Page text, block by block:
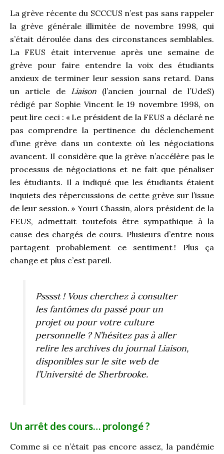
La grève récente du SCCCUS n’est pas sans rappeler
la grève générale illimitée de novembre 1998, qui
s’était déroulée dans des circonstances semblables.
La FEUS était intervenue après une semaine de
grève pour faire entendre la voix des étudiants
anxieux de terminer leur session sans retard. Dans
un article de
Liaison(l’ancien journal de l’UdeS)
rédigé par Sophie Vincent le 19 novembre 1998, on
peut lire ceci : « Le président de la FEUS a déclaré ne
pas comprendre la pertinence du déclenchement
d’une grève dans un contexte où les négociations
avancent. Il considère que la grève n’accélère pas le
processus de négociations et ne fait que pénaliser
les étudiants. Il a indiqué que les étudiants étaient
inquiets des répercussions de cette grève sur l’issue
de leur session. » Youri Chassin, alors président de la
FEUS, admettait toutefois être sympathique à la
cause des chargés de cours. Plusieurs d’entre nous
partagent probablement ce sentiment ! Plus ça
change et plus c’est pareil.
Psssst !Vous cherchez à consulter
les fantômes du passé pour un
projet ou pour votre culture
personnelle ? N’hésitez pas à aller
relire les archives du journal Liaison,
disponibles sur le site web de
l’Université de Sherbrooke.
Un arrêt des cours… prolongé ?
Comme si ce n’était pas encore assez, la pandémie